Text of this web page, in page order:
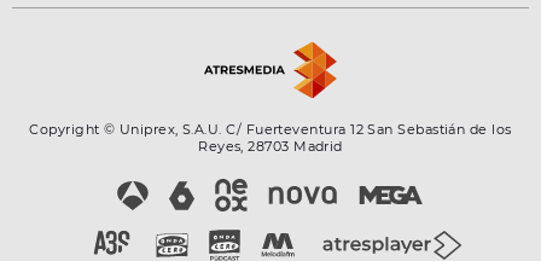
Copyright © Uniprex, S.A.U. C/ Fuerteventura 12 San Sebastián de los
Reyes, 28703 Madrid